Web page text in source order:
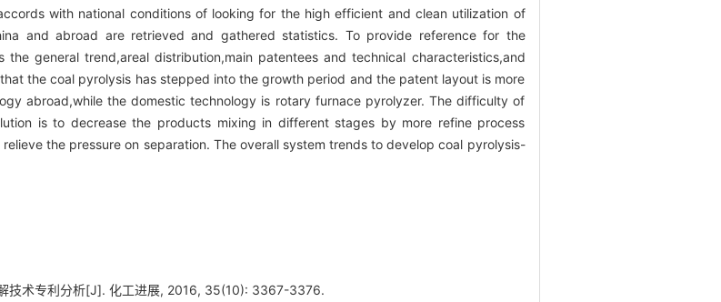
with national conditions of looking for the high efficient and clean utilization of
and abroad are retrieved and gathered statistics. To provide reference for the
general trend,areal distribution,main patentees and technical characteristics,and
the coal pyrolysis has stepped into the growth period and the patent layout is more
abroad,while the domestic technology is rotary furnace pyrolyzer. The difficulty of
is to decrease the products mixing in different stages by more refine process
the pressure on separation. The overall system trends to develop coal pyrolysis-
技术专利分析[J]. 化工进展, 2016, 35(10): 3367-3376.